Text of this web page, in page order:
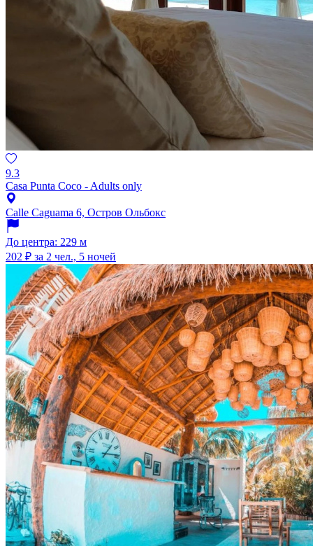
9.3
Casa Punta Coco - Adults only
Calle Caguama 6, Остров Ольбокс
До центра: 229 м
202 ₽ за 2 чел., 5 ночей